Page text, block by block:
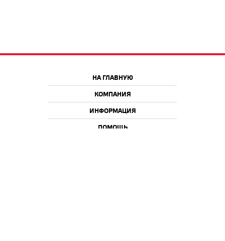
НА ГЛАВНУЮ
КОМПАНИЯ
ИНФОРМАЦИЯ
ПОМОЩЬ